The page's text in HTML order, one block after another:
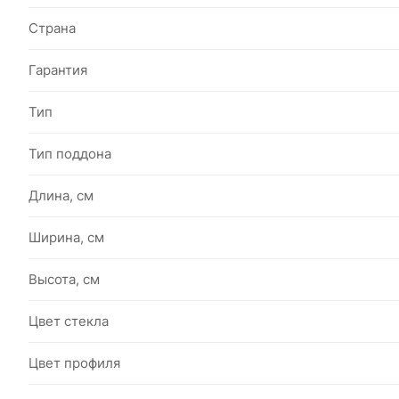
Страна
Гарантия
Тип
Тип поддона
Длина, см
Ширина, см
Высота, см
Цвет стекла
Цвет профиля